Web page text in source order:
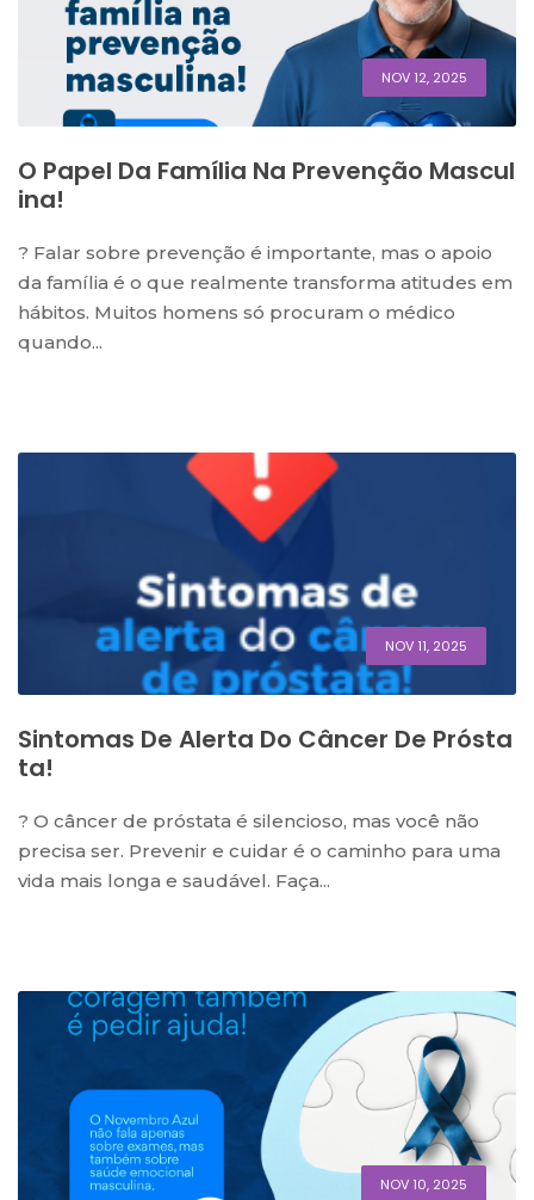
NOV 12, 2025
O Papel Da Família Na Prevenção Mascul
Ina!
? Falar sobre prevenção é importante, mas o apoio
da família é o que realmente transforma atitudes em
hábitos. Muitos homens só procuram o médico
quando...
NOV 11, 2025
Sintomas De Alerta Do Câncer De Prósta
Ta!
? O câncer de próstata é silencioso, mas você não
precisa ser. Prevenir e cuidar é o caminho para uma
vida mais longa e saudável. Faça...
NOV 10, 2025